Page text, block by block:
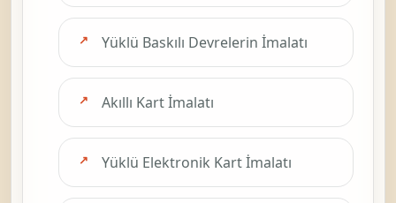
Yüklü Baskılı Devrelerin İmalatı
Akıllı Kart İmalatı
Yüklü Elektronik Kart İmalatı